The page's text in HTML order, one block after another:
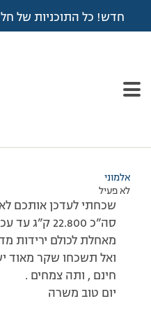
חדש! כל התוכניות של
עמוד הבית >דיונים>פורום >בוקר
מוצגות 4 תגובות – 1 עד 4 (מתוך 4 סה״כ)
אלמוני
לא פעיל
שכחתי לעדכן אותכם לאחר
סה”כ 22.800 ק”ג עד עכשו.
מאחלת לכולם ירידות
ואל תשכחו שקר מאוד
חינם , ותה צמחים .
יום טוב משרה